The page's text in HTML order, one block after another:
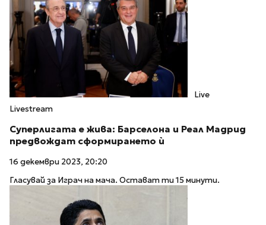
Live
Livestream
Суперлигата е жива: Барселона и Реал Мадрид
предвождат сформирането ѝ
16 декември 2023, 20:20
Гласувай за Играч на мача. Остават ти 15 минути.